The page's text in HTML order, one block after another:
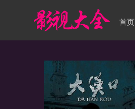
首页